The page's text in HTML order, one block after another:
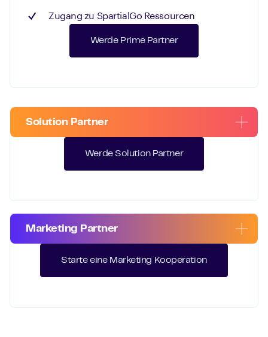
Zugang zu SpartialGo Ressourcen
Werde Prime Partner
Solution Partner
Werde Solution Partner
Marketing Partner
Starte eine Marketing Kooperation